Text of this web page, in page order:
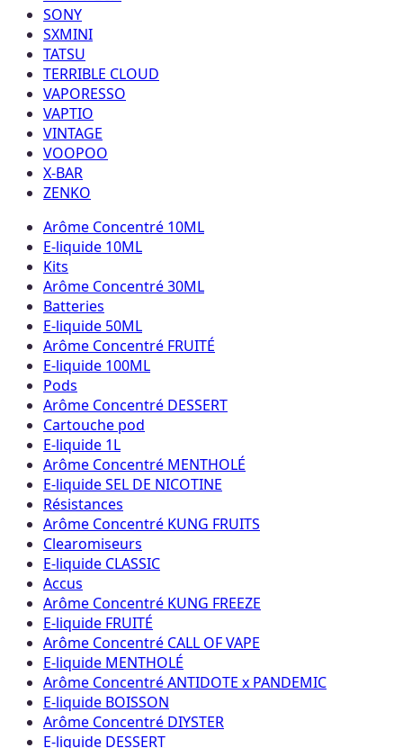
SONY
SXMINI
TATSU
TERRIBLE CLOUD
VAPORESSO
VAPTIO
VINTAGE
VOOPOO
X-BAR
ZENKO
Arôme Concentré 10ML
E-liquide 10ML
Kits
Arôme Concentré 30ML
Batteries
E-liquide 50ML
Arôme Concentré FRUITÉ
E-liquide 100ML
Pods
Arôme Concentré DESSERT
Cartouche pod
E-liquide 1L
Arôme Concentré MENTHOLÉ
E-liquide SEL DE NICOTINE
Résistances
Arôme Concentré KUNG FRUITS
Clearomiseurs
E-liquide CLASSIC
Accus
Arôme Concentré KUNG FREEZE
E-liquide FRUITÉ
Arôme Concentré CALL OF VAPE
E-liquide MENTHOLÉ
Arôme Concentré ANTIDOTE x PANDEMIC
E-liquide BOISSON
Arôme Concentré DIYSTER
E-liquide DESSERT